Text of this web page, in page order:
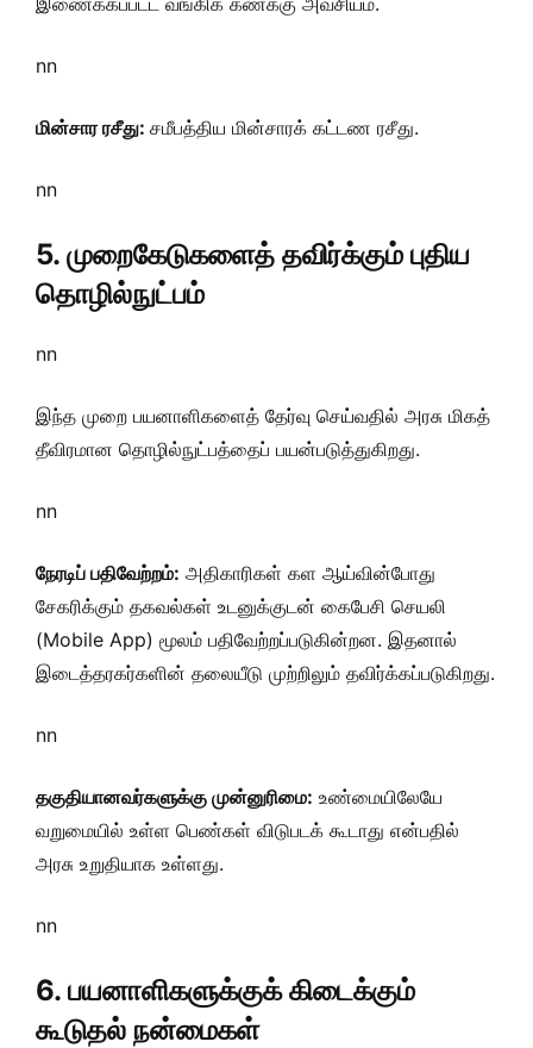
nn
மின்சார ரசீது: சமீபத்திய மின்சாரக் கட்டண ரசீது.
nn
5. முறைகேடுகளைத் தவிர்க்கும் புதிய
தொழில்நுட்பம்
nn
இந்த முறை பயனாளிகளைத் தேர்வு செய்வதில் அரசு மிகத்
தீவிரமான தொழில்நுட்பத்தைப் பயன்படுத்துகிறது.
nn
நேரடிப் பதிவேற்றம்: அதிகாரிகள் கள ஆய்வின்போது
சேகரிக்கும் தகவல்கள் உடனுக்குடன் கைபேசி செயலி
(Mobile App) மூலம் பதிவேற்றப்படுகின்றன. இதனால்
இடைத்தரகர்களின் தலையீடு முற்றிலும் தவிர்க்கப்படுகிறது.
nn
தகுதியானவர்களுக்கு முன்னுரிமை: உண்மையிலேயே
வறுமையில் உள்ள பெண்கள் விடுபடக் கூடாது என்பதில்
அரசு உறுதியாக உள்ளது.
nn
6. பயனாளிகளுக்குக் கிடைக்கும்
கூடுதல் நன்மைகள்